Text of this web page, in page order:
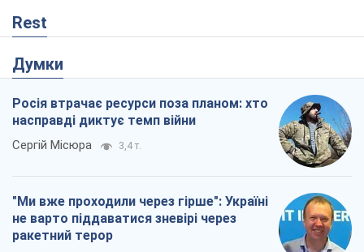
Rest
Думки
Росія втрачає ресурси поза планом: хто
насправді диктує темп війни
Сергій Місюра 3,4 т.
"Ми вже проходили через гірше": Україні
не варто піддаватися зневірі через
ракетний терор